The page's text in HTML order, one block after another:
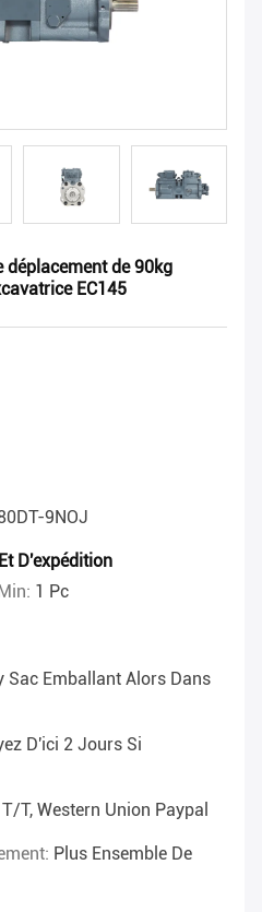
déplacement de 90kg
EC145
9NOJ
D'expédition
1 Pc
Sac Emballant Alors Dans
D'ici 2 Jours Si
T/T, Western Union Paypal
Plus Ensemble De